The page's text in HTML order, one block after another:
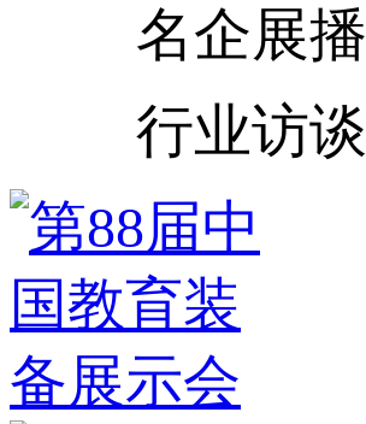
名企展播
行业访谈